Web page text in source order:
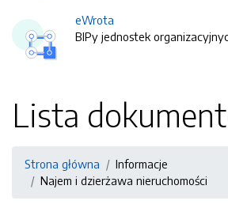
eWrota
BIPy jednostek
Lista
Strona główna
Informacje
Najem i dzierżawa nieruchomości